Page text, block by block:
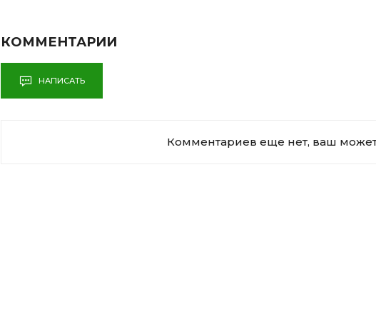
КОММЕНТАРИИ
НАПИСАТЬ
Комментариев еще нет, ваш